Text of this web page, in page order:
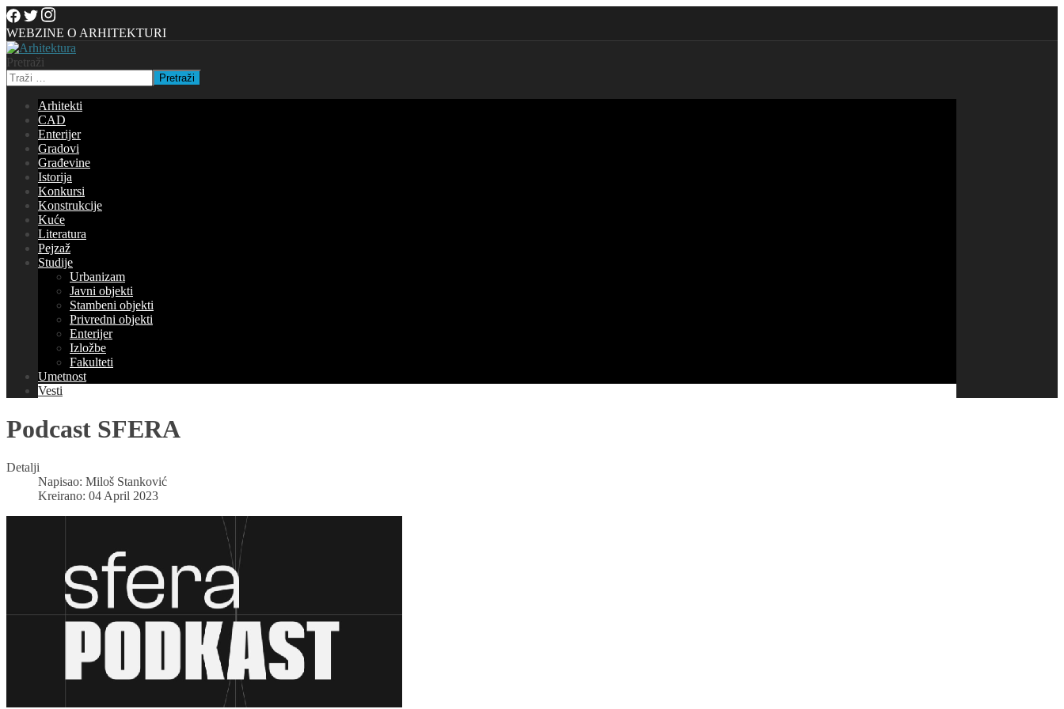
WEBZINE O ARHITEKTURI
Pretraži
Pretraži
Arhitekti
CAD
Enterijer
Gradovi
Građevine
Istorija
Konkursi
Konstrukcije
Kuće
Literatura
Pejzaž
Studije
Urbanizam
Javni objekti
Stambeni objekti
Privredni objekti
Enterijer
Izložbe
Fakulteti
Umetnost
Vesti
Podcast SFERA
Detalji
Napisao: Miloš Stanković
Kreirano: 04 April 2023